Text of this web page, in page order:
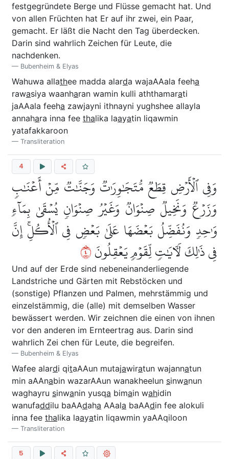
festgegründete Berge und Flüsse gemacht hat. Und
von allen Früchten hat Er auf ihr zwei, ein Paar,
gemacht. Er läßt die Nacht den Tag überdecken.
Darin sind wahrlich Zeichen für Leute, die
nachdenken.
Bubenheim & Elyas
Wahuwa allathee madda alarda wajaAAala feeha
rawasiya waanharan wamin kulli aththamarati
jaAAala feeha zawjayni ithnayni yughshee allayla
annahara inna fee thalika laayatin liqawmin
yatafakkaroon
Transliteration
4
وَفِي ٱلۡأَرۡضِ قِطَعٞ مُّتَجَٰوِرَٰتٞ وَجَنَّٰتٞ مِّنۡ أَعۡنَٰبٖ
وَزَرۡعٞ وَنَخِيلٞ صِنۡوَانٞ وَغَيۡرُ صِنۡوَانٖ يُسۡقَىٰ بِمَآءٖ
وَٰحِدٖ وَنُفَضِّلُ بَعۡضَهَا عَلَىٰ بَعۡضٖ فِي ٱلۡأُكُلِۚ إِنَّ
فِي ذَٰلِكَ لَأٓيَٰتٖ لِّقَوۡمٖ يَعۡقِلُونَ٤
Und auf der Erde sind nebeneinanderliegende
Landstriche und Gärten mit Rebstöcken und
(sonstige) Pflanzen und Palmen, mehrstämmig und
einzelstämmig, die (alle) mit demselben Wasser
bewässert werden. Wir zeichnen die einen von ihnen
vor den anderen im Ernteertrag aus. Darin sind
wahrlich Zei chen für Leute, die begreifen.
Bubenheim & Elyas
Wafee alardi qitaAAun mutajawiratun wajannatun
min aAAnabin wazarAAun wanakheelun sinwanun
waghayru sinwanin yusqa bimain wahidin
wanufaddilu baAAdaha AAala baAAdin fee alokuli
inna fee thalika laayatin liqawmin yaAAqiloon
Transliteration
5